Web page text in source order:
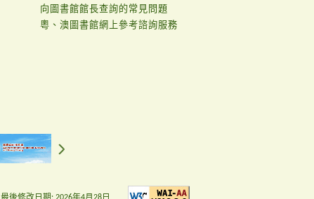
向圖書館館長查詢的常見問題
粵、澳圖書館網上參考諮詢服務